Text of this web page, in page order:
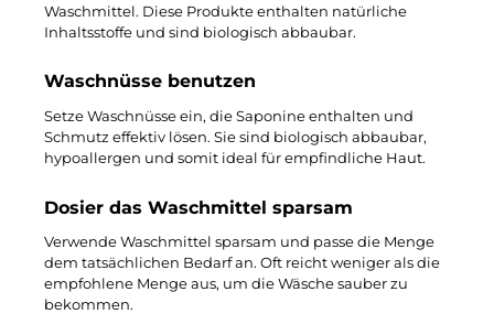
Waschmittel. Diese Produkte enthalten natürliche
Inhaltsstoffe und sind biologisch abbaubar.
Waschnüsse benutzen
Setze Waschnüsse ein, die Saponine enthalten und
Schmutz effektiv lösen. Sie sind biologisch abbaubar,
hypoallergen und somit ideal für empfindliche Haut.
Dosier das Waschmittel sparsam
Verwende Waschmittel sparsam und passe die Menge
dem tatsächlichen Bedarf an. Oft reicht weniger als die
empfohlene Menge aus, um die Wäsche sauber zu
bekommen.